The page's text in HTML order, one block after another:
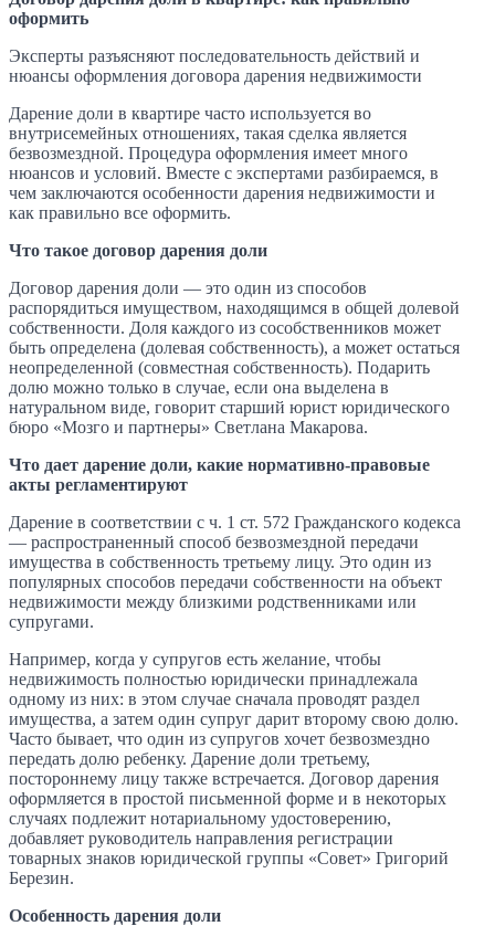
оформить
Эксперты разъясняют последовательность действий и
нюансы оформления договора дарения недвижимости
Дарение доли в квартире часто используется во
внутрисемейных отношениях, такая сделка является
безвозмездной. Процедура оформления имеет много
нюансов и условий. Вместе с экспертами разбираемся, в
чем заключаются особенности дарения недвижимости и
как правильно все оформить.
Что такое договор дарения доли
Договор дарения доли — это один из способов
распорядиться имуществом, находящимся в общей долевой
собственности. Доля каждого из сособственников может
быть определена (долевая собственность), а может остаться
неопределенной (совместная собственность). Подарить
долю можно только в случае, если она выделена в
натуральном виде, говорит старший юрист юридического
бюро «Мозго и партнеры» Светлана Макарова.
Что дает дарение доли, какие нормативно-правовые
акты регламентируют
Дарение в соответствии с ч. 1 ст. 572 Гражданского кодекса
— распространенный способ безвозмездной передачи
имущества в собственность третьему лицу. Это один из
популярных способов передачи собственности на объект
недвижимости между близкими родственниками или
супругами.
Например, когда у супругов есть желание, чтобы
недвижимость полностью юридически принадлежала
одному из них: в этом случае сначала проводят раздел
имущества, а затем один супруг дарит второму свою долю.
Часто бывает, что один из супругов хочет безвозмездно
передать долю ребенку. Дарение доли третьему,
постороннему лицу также встречается. Договор дарения
оформляется в простой письменной форме и в некоторых
случаях подлежит нотариальному удостоверению,
добавляет руководитель направления регистрации
товарных знаков юридической группы «Совет» Григорий
Березин.
Особенность дарения доли